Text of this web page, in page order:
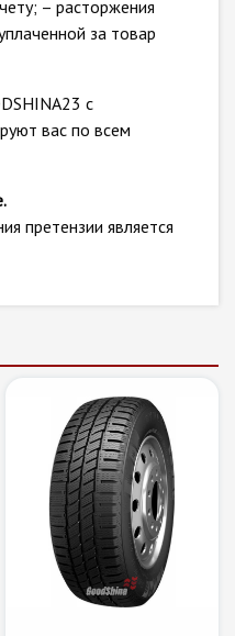
– расторжения
за товар
с
вас по всем
претензии является